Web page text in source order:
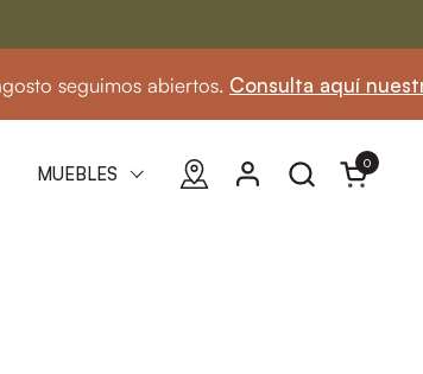
seguimos abiertos.Consulta aquí nuestro
Abrir
0
MUEBLES